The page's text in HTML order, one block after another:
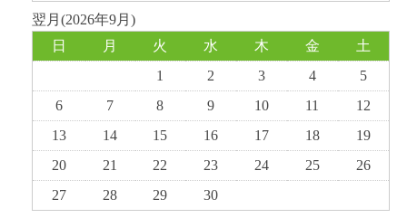
翌月(2026年9月)
日
月 火 水 木 金
土
1
2 3 4
5
6
7 8 9 10 11
12
13
14 15 16 17 18
19
20
21 22 23 24 25
26
27
28 29 30